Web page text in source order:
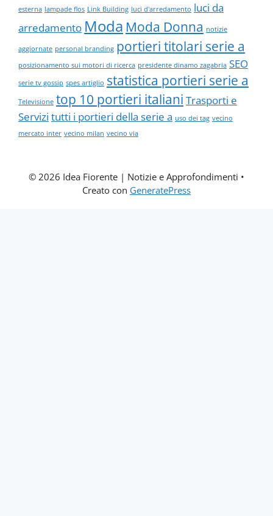
esterna lampade flos Link Building luci d'arredamento luci da
arredamento Moda Moda Donna notizie
aggiornate personal branding portieri titolari serie a
posizionamento sui motori di ricerca presidente dinamo zagabria SEO
serie tv gossip spes artiglio statistica portieri serie a
Televisione top 10 portieri italiani Trasporti e
Servizi tutti i portieri della serie a uso dei tag vecino
mercato inter vecino milan vecino via
© 2026 Idea Fiorente | Notizie e Approfondimenti •
Creato con GeneratePress